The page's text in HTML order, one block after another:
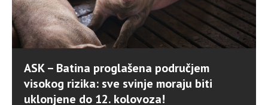
ASK – Batina proglašena područjem
visokog rizika: sve svinje moraju biti
uklonjene do 12. kolovoza!